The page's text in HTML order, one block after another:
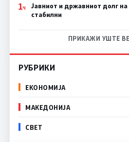
1Ч
Јавниот и државниот долг
стабилни
ПРИКАЖИ УШТЕ
РУБРИКИ
ЕКОНОМИЈА
МАКЕДОНИЈА
СВЕТ